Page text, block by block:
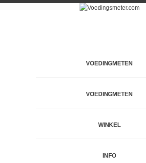
VOEDINGMETEN
VOEDINGMETEN
WINKEL
INFO